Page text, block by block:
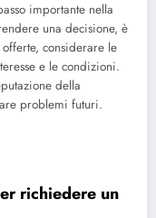
importante nella
una decisione, è
considerare le
e le condizioni.
della
problemi futuri.
richiedere un